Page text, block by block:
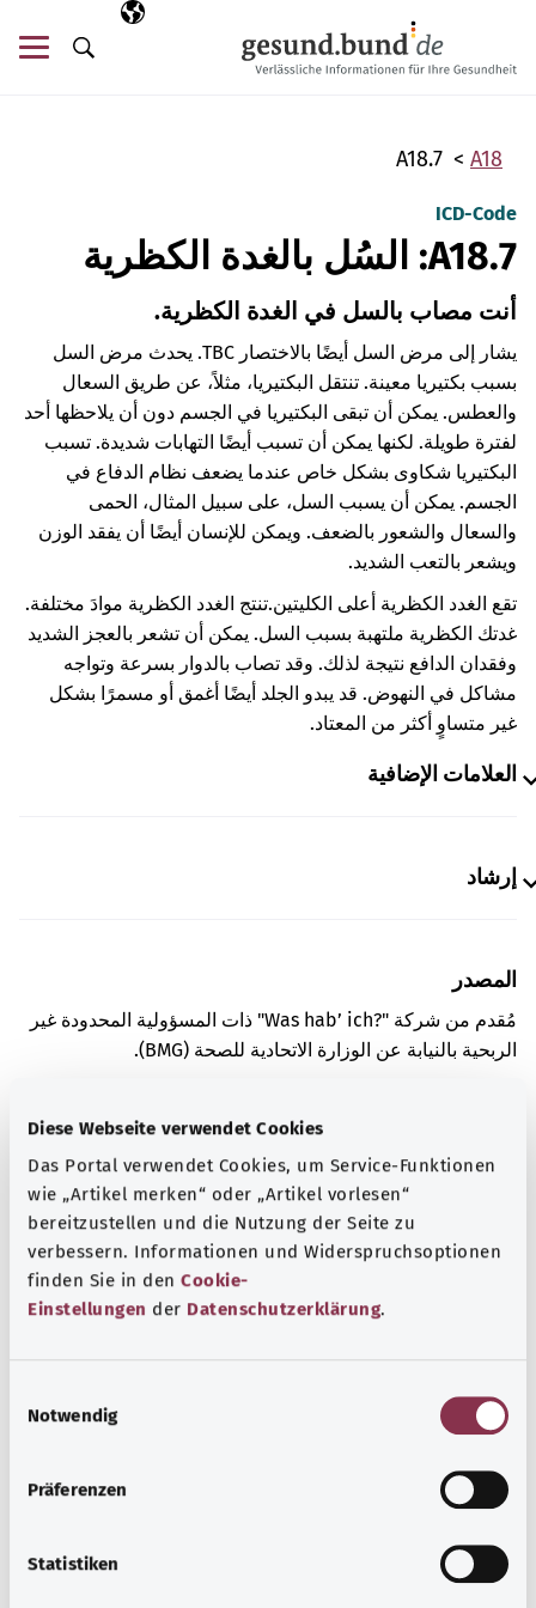
Diese Webseite verwendet Cookies
Das Portal verwendet Cookies, um Service-Funktionen
wie „Artikel merken“ oder „Artikel vorlesen“
bereitzustellen und die Nutzung der Seite zu
verbessern. Informationen und Widerspruchsoptionen
finden Sie in den Cookie-
Einstellungen der Datenschutzerklärung.
Notwendig
Präferenzen
Statistiken
اللغة المختارة
AR
البحث
A18
A18.7
ICD-Code
A18.7: السُل بالغدة الكظرية
أنت مصاب بالسل في الغدة الكظرية.
يشار إلى مرض السل أيضًا بالاختصار TBC. يحدث مرض السل
بسبب بكتيريا معينة. تنتقل البكتيريا، مثلاً، عن طريق السعال
والعطس. يمكن أن تبقى البكتيريا في الجسم دون أن يلاحظها أحد
لفترة طويلة. لكنها يمكن أن تسبب أيضًا التهابات شديدة. تسبب
البكتيريا شكاوى بشكل خاص عندما يضعف نظام الدفاع في
الجسم. يمكن أن يسبب السل، على سبيل المثال، الحمى
والسعال والشعور بالضعف. ويمكن للإنسان أيضًا أن يفقد الوزن
ويشعر بالتعب الشديد.
تقع الغدد الكظرية أعلى الكليتين.تنتج الغدد الكظرية موادَ مختلفة.
غدتك الكظرية ملتهبة بسبب السل. يمكن أن تشعر بالعجز الشديد
وفقدان الدافع نتيجة لذلك. وقد تصاب بالدوار بسرعة وتواجه
مشاكل في النهوض. قد يبدو الجلد أيضًا أغمق أو مسمرًا بشكل
غير متساوٍ أكثر من المعتاد.
العلامات الإضافية
إرشاد
المصدر
مُقدم من شركة "Was hab’ ich?‎" ذات المسؤولية المحدودة غير
الربحية بالنيابة عن الوزارة الاتحادية للصحة (BMG).
المزيد من المقالات
مرض السل